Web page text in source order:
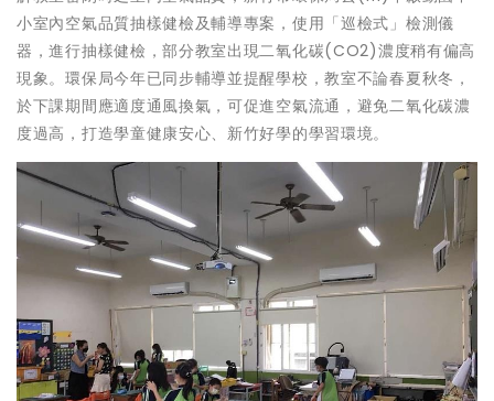
小室內空氣品質抽樣健檢及輔導專案，使用「巡檢式」檢測儀
器，進行抽樣健檢，部分教室出現二氧化碳(CO2)濃度稍有偏高
現象。環保局今年已同步輔導並提醒學校，教室不論春夏秋冬，
於下課期間應適度通風換氣，可促進空氣流通，避免二氧化碳濃
度過高，打造學童健康安心、新竹好學的學習環境。